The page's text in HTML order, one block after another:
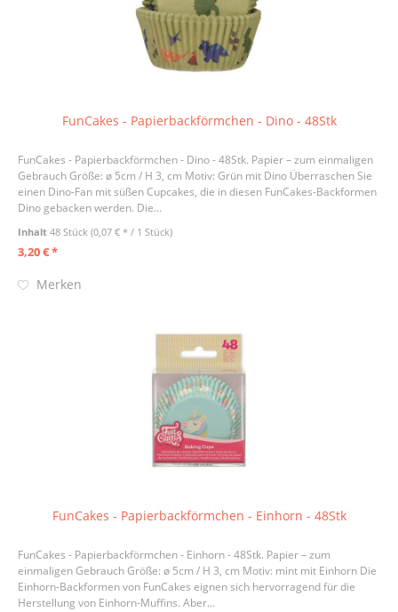
FunCakes - Papierbackförmchen - Dino - 48Stk
FunCakes - Papierbackförmchen - Dino - 48Stk. Papier – zum einmaligen
Gebrauch Größe: ø 5cm / H 3, cm Motiv: Grün mit Dino Überraschen Sie
einen Dino-Fan mit süßen Cupcakes, die in diesen FunCakes-Backformen
Dino gebacken werden. Die...
Inhalt48 Stück(0,07 € * / 1 Stück)
3,20 € *
Merken
FunCakes - Papierbackförmchen - Einhorn - 48Stk
FunCakes - Papierbackförmchen - Einhorn - 48Stk. Papier – zum
einmaligen Gebrauch Größe: ø 5cm / H 3, cm Motiv: mint mit Einhorn Die
Einhorn-Backformen von FunCakes eignen sich hervorragend für die
Herstellung von Einhorn-Muffins. Aber...